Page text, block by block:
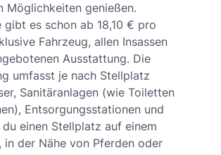
Möglichkeiten genießen.
gibt es schon ab 18,10 € pro
Fahrzeug, allen Insassen
Ausstattung. Die
umfasst je nach Stellplatz
Sanitäranlagen (wie Toiletten
Entsorgungsstationen und
einen Stellplatz auf einem
in der Nähe von Pferden oder